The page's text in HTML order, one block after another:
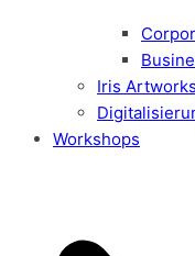
Iris Artworks
Workshops